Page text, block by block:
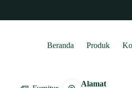
Beranda Produk
Alamat